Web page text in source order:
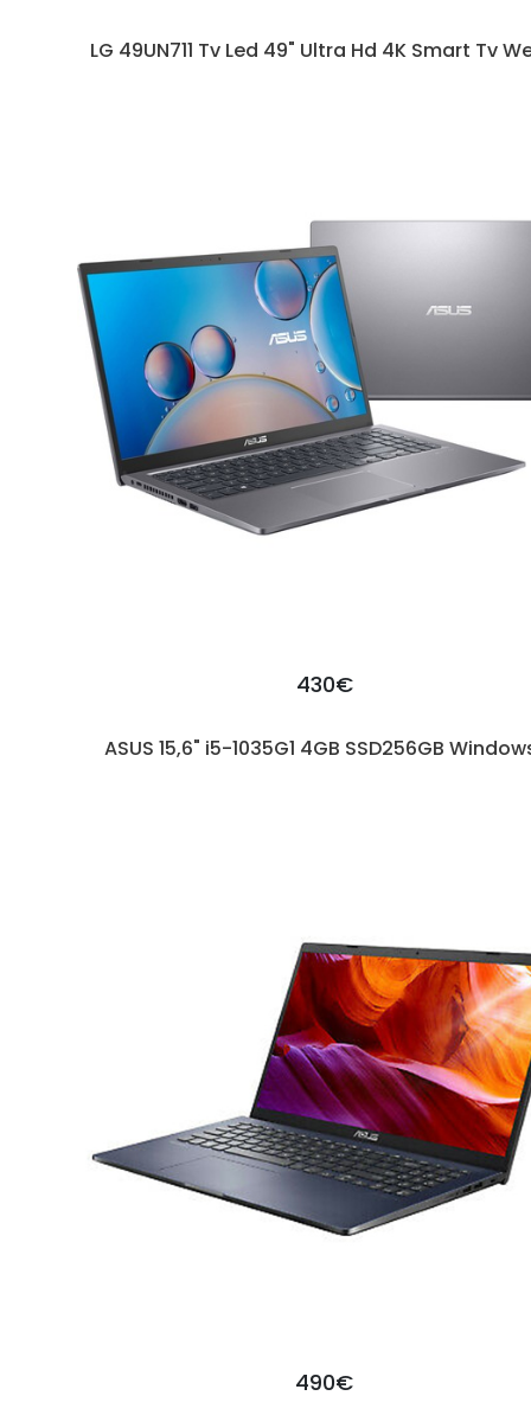
LG 49UN711 Tv Led 49" Ultra Hd 4K Smart Tv
430€
ASUS 15,6" i5-1035G1 4GB SSD256GB
490€